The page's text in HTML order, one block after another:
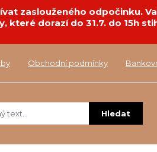
zaslouženého
které dorazí do 31.7. do 15h
Obchodní podmínky
Hledat